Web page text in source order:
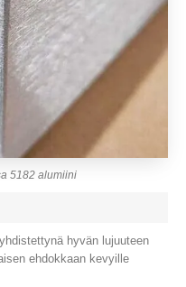
5182 alumiini
hyvän lujuuteen
ehdokkaan kevyille